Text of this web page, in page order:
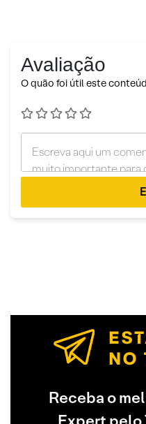
Avaliação
O quão foi útil este
Receba o